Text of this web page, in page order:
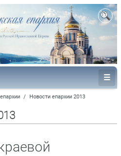
/ Новости епархии 2013